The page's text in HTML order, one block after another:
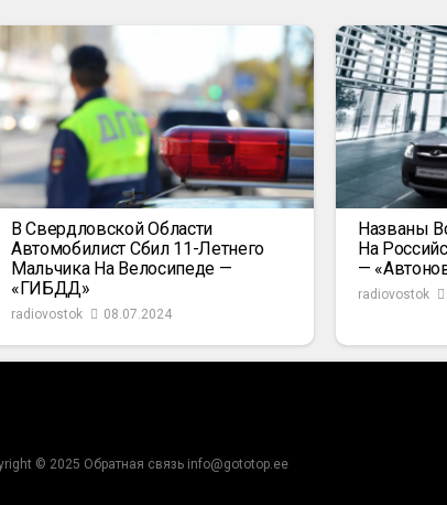
В Свердловской Области
Автомобилист Сбил 11-Летнего
Мальчика На Велосипеде —
«ГИБДД»
radiovostok 08.07.2024
Названы
На
—
radiovostok
© 2025 Обратная связь info@gototop.ee